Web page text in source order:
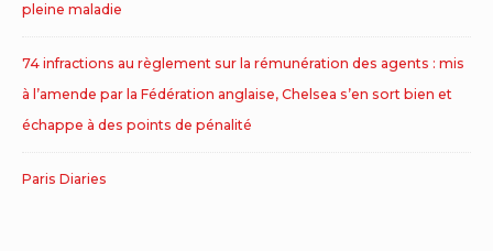
pleine maladie
74 infractions au règlement sur la rémunération des agents : mis
à l’amende par la Fédération anglaise, Chelsea s’en sort bien et
échappe à des points de pénalité
Paris Diaries